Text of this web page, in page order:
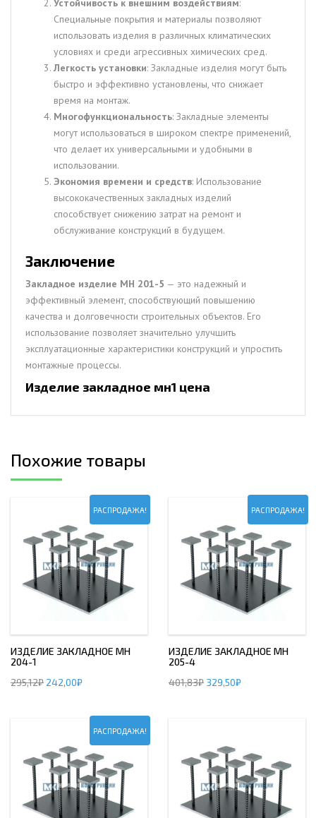
Специальные покрытия и материалы позволяют
использовать изделия в различных климатических
условиях и среди агрессивных химических сред.
Легкость установки: Закладные изделия могут быть
быстро и эффективно установлены, что снижает
время на монтаж.
Многофункциональность: Закладные элементы
могут использоваться в широком спектре применений,
что делает их универсальными и удобными в
использовании.
Экономия времени и средств: Использование
высококачественных закладных изделий
способствует снижению затрат на ремонт и
обслуживание конструкций в будущем.
Заключение
Закладное изделие МН 201-5 — это надежный и
эффективный элемент, способствующий повышению
качества и долговечности строительных объектов. Его
использование позволяет значительно улучшить
эксплуатационные характеристики конструкций и упростить
монтажные процессы.
Изделие закладное мн1 цена
Похожие товары
РАСПРОДАЖА!
ИЗДЕЛИЕ ЗАКЛАДНОЕ МН
204-1
295,12₽ 242,00₽
РАСПРОДАЖА!
ИЗДЕЛИЕ ЗАКЛАДНОЕ МН
205-4
401,83₽ 329,50₽
РАСПРОДАЖА!